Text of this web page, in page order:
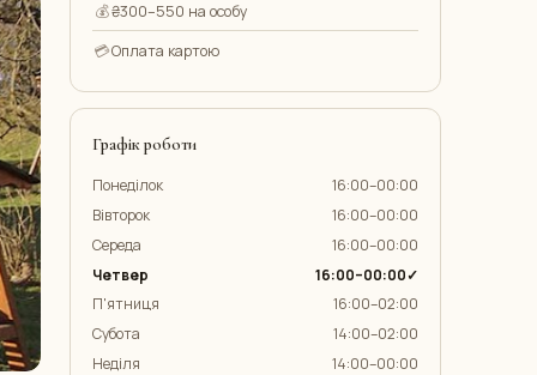
💰₴300–550 на особу
💳Оплата картою
Графік роботи
Понеділок
16:00–00:00
Вівторок
16:00–00:00
Середа
16:00–00:00
Четвер
16:00–00:00✓
П'ятниця
16:00–02:00
Субота
14:00–02:00
Неділя
14:00–00:00